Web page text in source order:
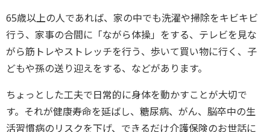
65歳以上の人であれば、家の中でも洗濯や掃除をキビキビ
行う、家事の合間に「ながら体操」をする、テレビを見な
がら筋トレやストレッチを行う、歩いて買い物に行く、子
どもや孫の送り迎えをする、などがあります。
ちょっとした工夫で日常的に身体を動かすことが大切で
す。それが健康寿命を延ばし、糖尿病、がん、脳卒中の生
活習慣病のリスクを下げ、できるだけ介護保険のお世話に